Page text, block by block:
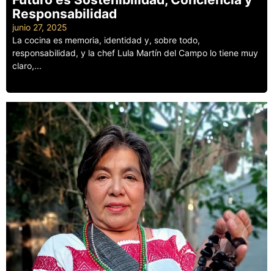
Responsabilidad
junio 27, 2025
La cocina es memoria, identidad y, sobre todo,
responsabilidad, y la chef Lula Martín del Campo lo tiene muy
claro,...